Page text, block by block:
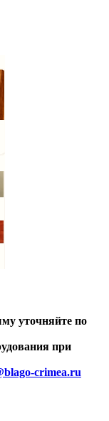
уточняйте по
при
crimea.ru